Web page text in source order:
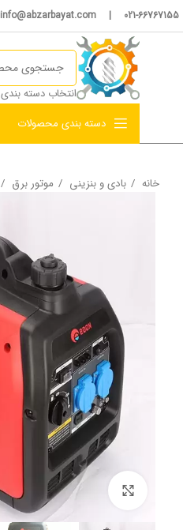
021-66767155 | info@abzarbayat.com
انتخاب دسته بندی
دسته بندی محصولات
خانه بادی و بنزینی موتور برق
برای بزرگنمایی کلیک کنید